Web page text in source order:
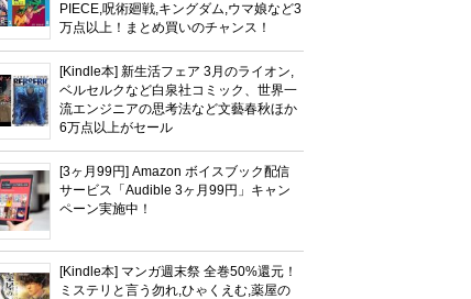
PIECE,呪術廻戦,キングダム,ウマ娘など3
万点以上！まとめ買いのチャンス！
[Kindle本] 新生活フェア 3月のライオン,
ベルセルクなど白泉社コミック、世界一
流エンジニアの思考法など文藝春秋ほか
6万点以上がセール
[3ヶ月99円] Amazon ボイスブック配信
サービス「Audible 3ヶ月99円」キャン
ペーン実施中！
[Kindle本] マンガ週末祭 全巻50%還元！
ミステリと言う勿れ,ひゃくえむ,薬屋の